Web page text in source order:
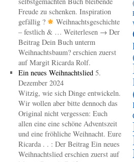
Freude zu schenken. Inspiration
gefällig ?
Weihnachtsgeschichte
– festlich & … Weiterlesen → Der
Beitrag Dein Buch unterm
Weihnachtsbaum? erschien zuerst
auf Margit Ricarda Rolf.
Ein neues Weihnachtslied 5.
Dezember 2024
Witzig, wie sich Dinge entwickeln.
Wir wollen aber bitte dennoch das
Original nicht vergessen: Euch
allen eine eine schöne Adventszeit
und eine fröhliche Weihnacht. Eure
Ricarda . . : Der Beitrag Ein neues
Weihnachtslied erschien zuerst auf